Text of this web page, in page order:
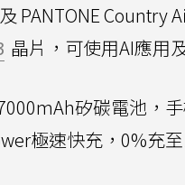
PANTONE Country
晶片，可使用AI應用
矽碳電池，
極速快充，0%充